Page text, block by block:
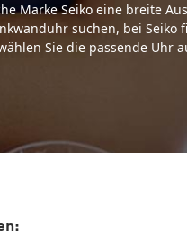
Marke Seiko eine breite
suchen, bei Seiko
Sie die passende Uhr